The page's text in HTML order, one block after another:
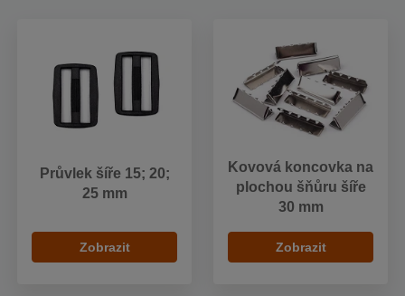
Průvlek šíře 15; 20;
25 mm
Zobrazit
Kovová koncovka na
plochou šňůru šíře
30 mm
Zobrazit